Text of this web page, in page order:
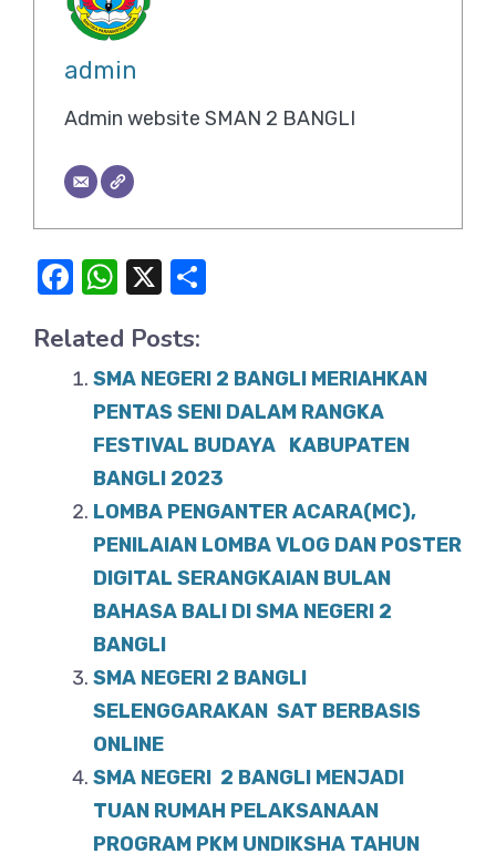
admin
Admin website SMAN 2 BANGLI
F
c
e
k
W
at
s
A
p
p
X
e
Related Posts:
SMA NEGERI 2 BANGLI MERIAHKAN
PENTAS SENI DALAM RANGKA
FESTIVAL BUDAYA KABUPATEN
BANGLI 2023
LOMBA PENGANTER ACARA(MC),
PENILAIAN LOMBA VLOG DAN POSTER
DIGITAL SERANGKAIAN BULAN
BAHASA BALI DI SMA NEGERI 2
BANGLI
SMA NEGERI 2 BANGLI
SELENGGARAKAN SAT BERBASIS
ONLINE
SMA NEGERI 2 BANGLI MENJADI
TUAN RUMAH PELAKSANAAN
PROGRAM PKM UNDIKSHA TAHUN